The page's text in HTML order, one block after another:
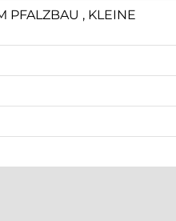
PFALZBAU , KLEINE